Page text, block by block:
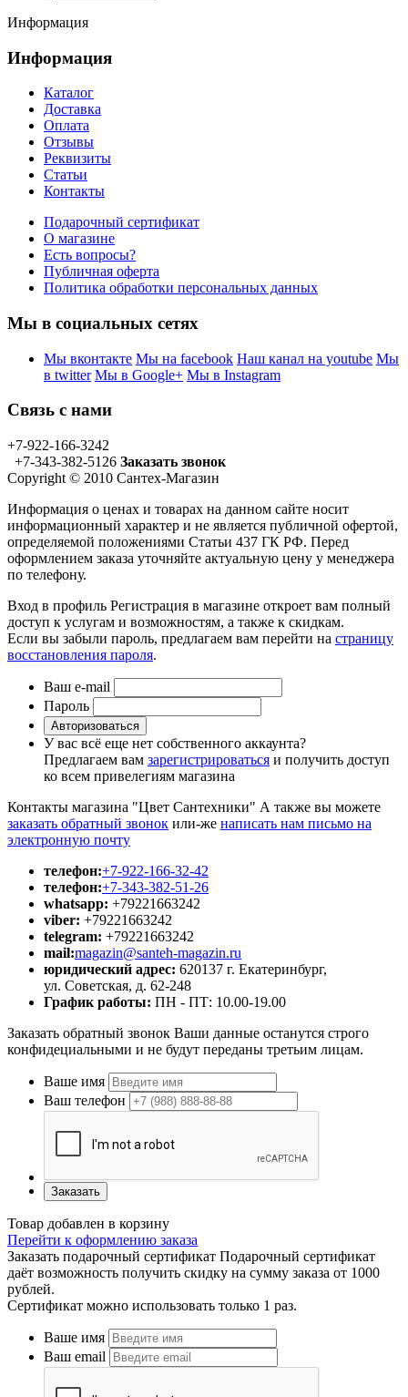
Информация
Информация
Каталог
Доставка
Оплата
Отзывы
Реквизиты
Статьи
Контакты
Подарочный сертификат
О магазине
Есть вопросы?
Публичная оферта
Политика обработки персональных данных
Мы в социальных сетях
Мы вконтакте Мы на facebook Наш канал на youtube Мы
в twitter Мы в Google+ Мы в Instagram
Связь с нами
+7-922-166-3242
+7-343-382-5126 Заказать звонок
Copyright © 2010 Сантех-Магазин
Информация о ценах и товарах на данном сайте носит
информационный характер и не является публичной офертой,
определяемой положениями Статьи 437 ГК РФ. Перед
оформлением заказа уточняйте актуальную цену у менеджера
по телефону.
Вход в профиль Регистрация в магазине откроет вам полный
доступ к услугам и возможностям, а также к скидкам.
Если вы забыли пароль, предлагаем вам перейти на страницу
восстановления пароля.
Ваш e-mail
Пароль
Авторизоваться
У вас всё еще нет собственного аккаунта?
Предлагаем вам зарегистрироваться и получить доступ
ко всем привелегиям магазина
Контакты магазина "Цвет Сантехники" А также вы можете
заказать обратный звонок или-же написать нам письмо на
электронную почту
телефон:+7-922-166-32-42
телефон:+7-343-382-51-26
whatsapp: +79221663242
viber: +79221663242
telegram: +79221663242
mail:magazin@santeh-magazin.ru
юридический адрес: 620137 г. Екатеринбург,
ул. Советская, д. 62-248
График работы: ПН - ПТ: 10.00-19.00
Заказать обратный звонок Ваши данные останутся строго
конфидециальными и не будут переданы третьим лицам.
Ваше имя
Ваш телефон
Заказать
Товар добавлен в корзину
Перейти к оформлению заказа
Заказать подарочный сертификат Подарочный сертификат
даёт возможность получить скидку на сумму заказа от 1000
рублей.
Сертификат можно использовать только 1 раз.
Ваше имя
Ваш email